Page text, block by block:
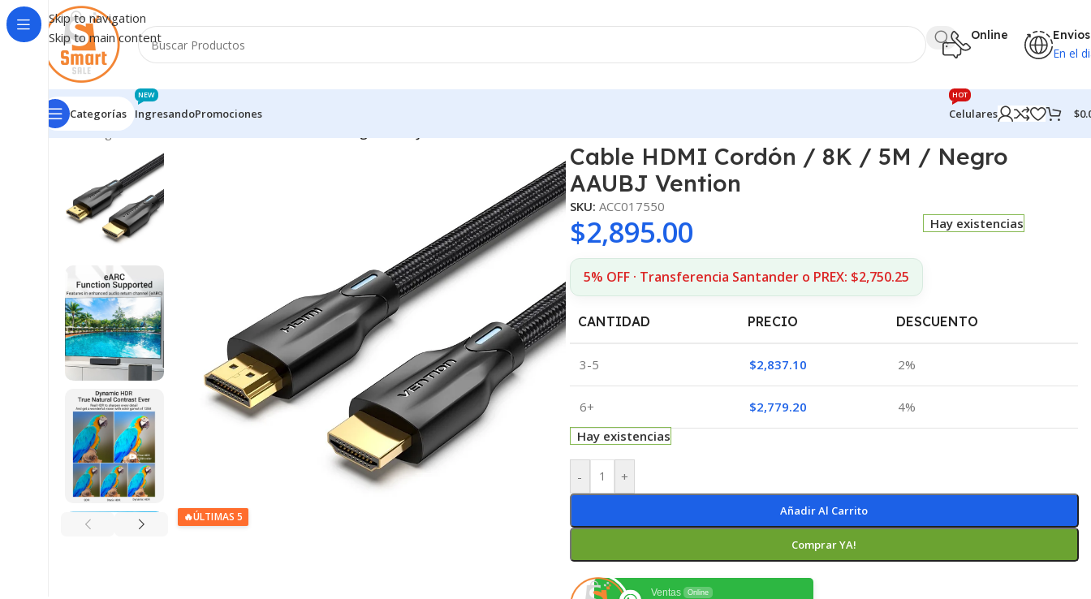
Skip to navigation
Skip to main content
Online Envios
En el
Categorías Ingresando
NEW
Promociones Celulares
HOT
$
Inicio/Ingresando
🔥ÚLTIMAS 5
Cable HDMI Cordón / 8K / 5M / Negro
AAUBJ Vention
SKU: ACC017550
$2,895.00
5% OFF · Transferencia Santander o PREX: $2,750.25
Hay existencias
CANTIDAD PRECIO DESCUENTO
3-5 $2,837.10 2%
6+ $2,779.20
4%
Hay existencias
- +
Añadir Al Carrito
Comprar YA!
Ventas Online